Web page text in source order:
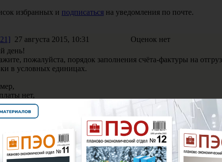
избранных и подписаться на уведомления по почте.
27 августа 2015, 10:31
Оценок нет
день!
пожалуйста, порядок заполнения счёта-фактуры на
в условных единицах.
нет,
1 USD,
товары 20.08.15
РФ на 20.08.15 - 65,7222 руб. за 1 USD
товар – одно наименование
– 2 шт.
НДС – 5,6 USD
без НДС - 11,20 USD